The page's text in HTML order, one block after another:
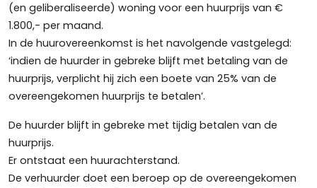
(en geliberaliseerde) woning voor een huurprijs van €
1.800,- per maand.
In de huurovereenkomst is het navolgende vastgelegd:
‘indien de huurder in gebreke blijft met betaling van de
huurprijs, verplicht hij zich een boete van 25% van de
overeengekomen huurprijs te betalen’.
De huurder blijft in gebreke met tijdig betalen van de
huurprijs.
Er ontstaat een huurachterstand.
De verhuurder doet een beroep op de overeengekomen